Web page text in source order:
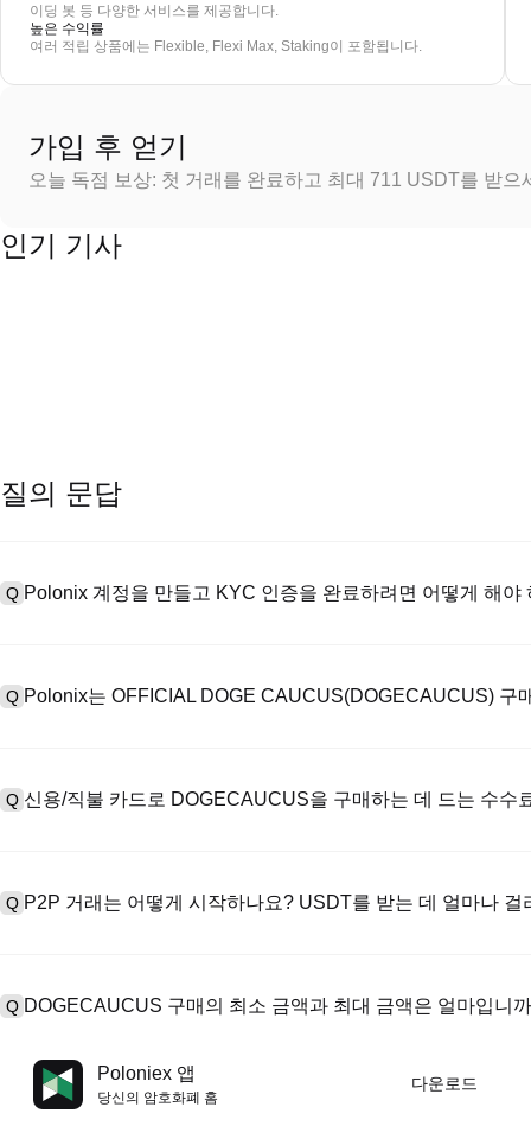
이딩 봇 등 다양한 서비스를 제공합니다.
높은 수익률
여러 적립 상품에는 Flexible, Flexi Max, Staking이 포함됩니다.
가입 후 얻기
오늘 독점 보상: 첫 거래를 완료하고 최대 711 USDT를 받으
인기 기사
질의 문답
Q Polonix 계정을 만들고 KYC 인증을 완료하려면 어떻게 해야
하여 유효한 신분증 문서를 업로드하고 셀카를 찍어 KYC 인증을 완
Q Polonix는 OFFICIAL DOGE CAUCUS(DOGECAUCUS) 구
를 초과하는 대규모 거래에 대한 장외 거래(OTC 거래, 맞춤형 견적
Q 신용/직불 카드로 DOGECAUCUS을 구매하는 데 드는 수수
DOGECAUCUS/USDT 거래에는 표준 현물 거래 수수료(최대
Q P2P 거래는 어떻게 시작하나요? USDT를 받는 데 얼마나 걸
반적으로 15분에서 2시간 정도 소요됩니다.
Q DOGECAUCUS 구매의 최소 금액과 최대 금액은 얼마입니
최소 한도와 최대 한도는 구매 방법과 인증 수준에 따라 다릅니다.
제공업체에 따라 다릅니다. 대부분의 P2P 판매자는 최소 구매 요
필요합니다. 진행하기 전에 각 페이지에서 특정 한도를 확인할 수 있
Poloniex 앱
당신의 암호화폐 홈
다운로드